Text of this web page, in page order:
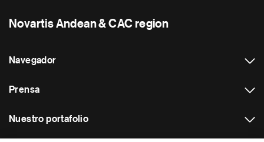
Novartis Andean & CAC region
Navegador
Prensa
Nuestro portafolio